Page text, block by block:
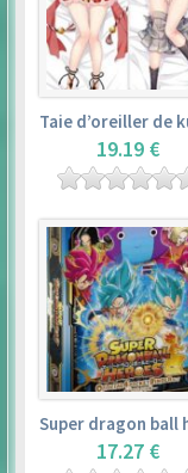
19.19 €
17.27 €